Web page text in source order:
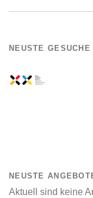
NEUSTE GESUCHE
NEUSTE
Aktuell sind keine